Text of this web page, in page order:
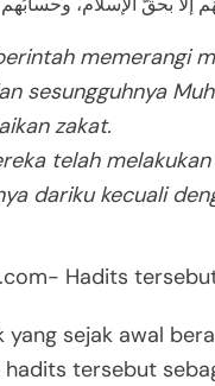
memerangi
sesungguhnya
zakat.
telah
dariku kecuali
Hadits
yang sejak awal
tersebut